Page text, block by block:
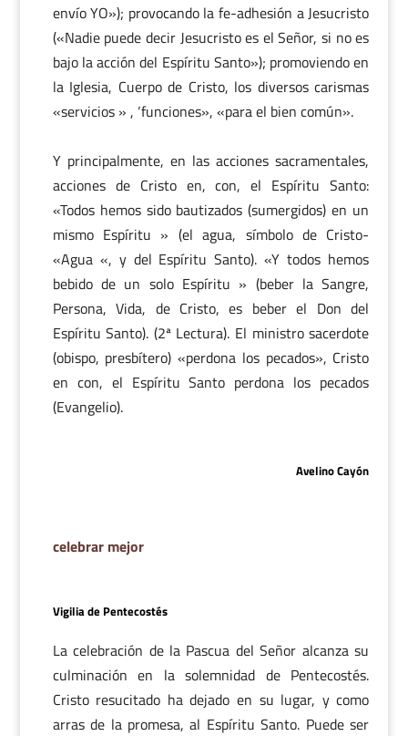
envío YO»); provocando la fe-adhesión a Jesucristo
(«Nadie puede decir Jesucristo es el Señor, si no es
bajo la acción del Espíritu Santo»); promoviendo en
la Iglesia, Cuerpo de Cristo, los diversos carismas
«servicios » , ‘funciones», «para el bien común».
Y principalmente, en las acciones sacramentales,
acciones de Cristo en, con, el Espíritu Santo:
«Todos hemos sido bautizados (sumergidos) en un
mismo Espíritu » (el agua, símbolo de Cristo-
«Agua «, y del Espíritu Santo). «Y todos hemos
bebido de un solo Espíritu » (beber la Sangre,
Persona, Vida, de Cristo, es beber el Don del
Espíritu Santo). (2ª Lectura). El ministro sacerdote
(obispo, presbítero) «perdona los pecados», Cristo
en con, el Espíritu Santo perdona los pecados
(Evangelio).
Avelino Cayón
celebrar mejor
Vigilia de Pentecostés
La celebración de la Pascua del Señor alcanza su
culminación en la solemnidad de Pentecostés.
Cristo resucitado ha dejado en su lugar, y como
arras de la promesa, al Espíritu Santo. Puede ser